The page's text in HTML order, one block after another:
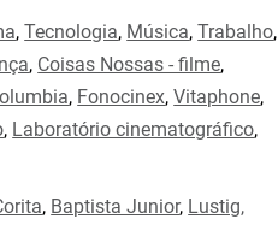
,Tecnologia, Música,Trabalho,
, Coisas Nossas - filme,
, Fonocinex,Vitaphone,
, Laboratório cinematográfico,
, Baptista Junior, Lustig,